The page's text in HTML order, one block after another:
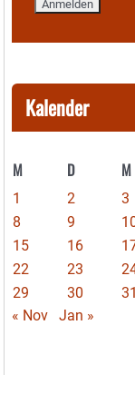
Kalender
M D M
1 2 3
8
9
15
16
22
23
29
30
31
« Nov
Jan »